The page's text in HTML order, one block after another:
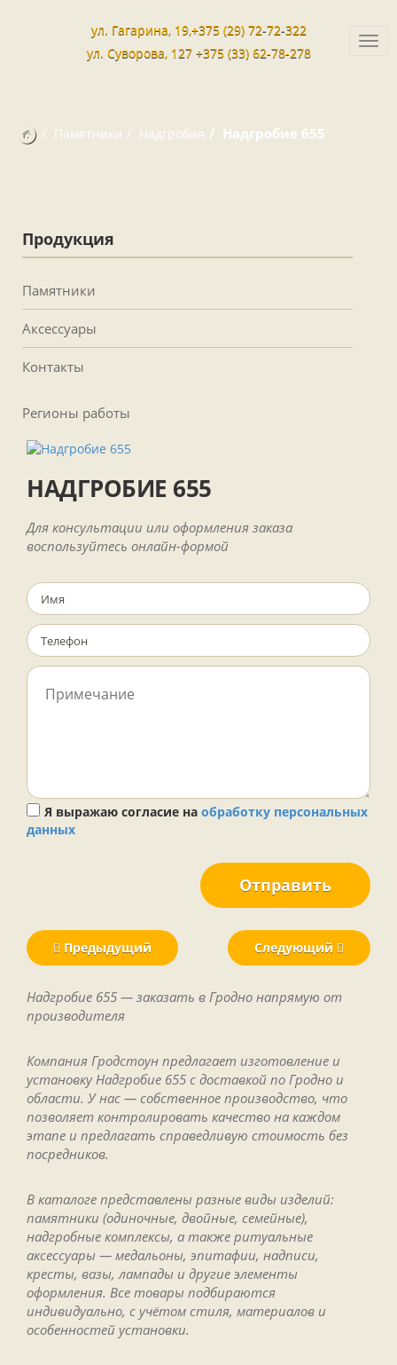
ул. Гагарина, 19,+375 (29) 72-72-322
ул. Суворова, 127 +375 (33) 62-78-278
Памятники Надгробия Надгробие 655
Продукция
Памятники
Аксессуары
Контакты
Регионы работы
НАДГРОБИЕ 655
Для консультации или оформления заказа
воспользуйтесь онлайн-формой
Я выражаю согласие на обработку персональных
данных
Отправить
Предыдущий Следующий
Надгробие 655 — заказать в Гродно напрямую от
производителя
Компания Гродстоун предлагает изготовление и
установку Надгробие 655 с доставкой по Гродно и
области. У нас — собственное производство, что
позволяет контролировать качество на каждом
этапе и предлагать справедливую стоимость без
посредников.
В каталоге представлены разные виды изделий:
памятники (одиночные, двойные, семейные),
надгробные комплексы, а также ритуальные
аксессуары — медальоны, эпитафии, надписи,
кресты, вазы, лампады и другие элементы
оформления. Все товары подбираются
индивидуально, с учётом стиля, материалов и
особенностей установки.